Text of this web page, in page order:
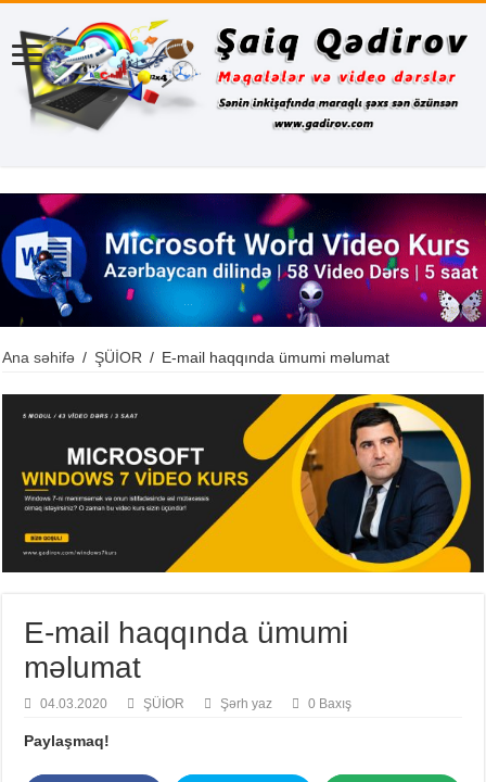
Ana səhifə / ŞÜİOR / E-mail haqqında ümumi məlumat
E-mail haqqında ümumi
məlumat
04.03.2020 ŞÜİOR Şərh yaz 0 Baxış
Paylaşmaq!